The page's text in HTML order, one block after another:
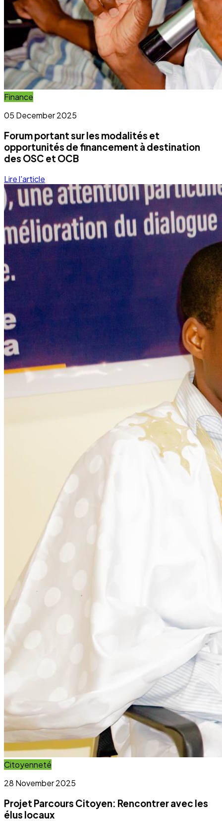
Citoyenneté
28 November 2025
Projet Parcours Citoyen: Rencontrer avec les
élus locaux